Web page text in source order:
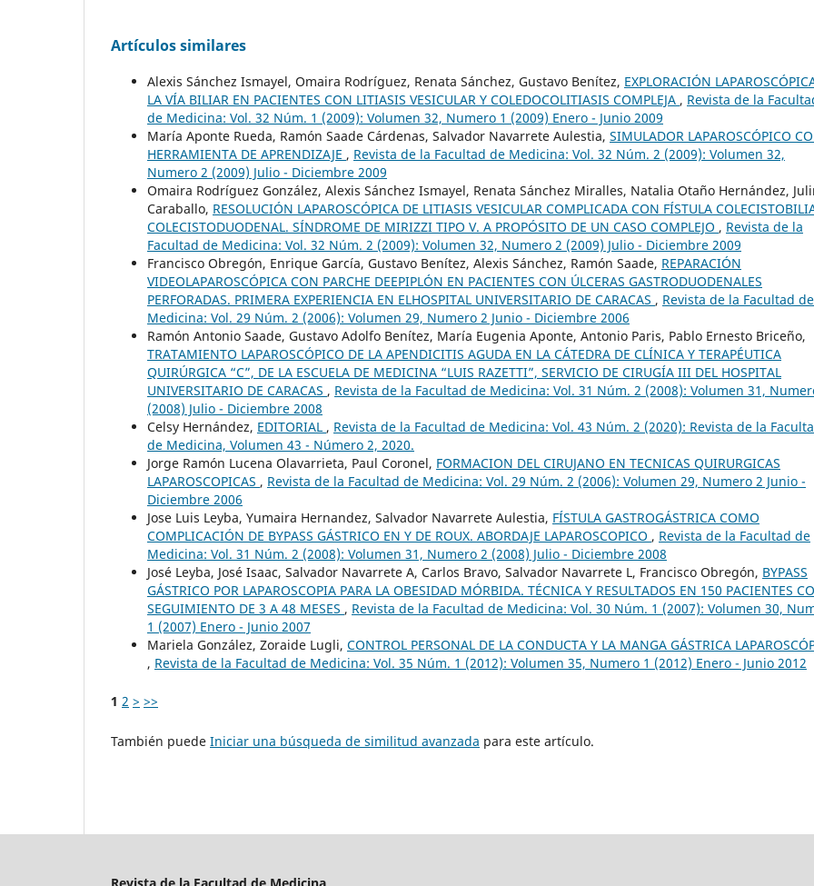
Artículos similares
Alexis Sánchez Ismayel, Omaira Rodríguez, Renata Sánchez, Gustavo Benítez, EXPLORACIÓN
LA VÍA BILIAR EN PACIENTES CON LITIASIS VESICULAR Y COLEDOCOLITIASIS COMPLEJA , Revista de la
de Medicina: Vol. 32 Núm. 1 (2009): Volumen 32, Numero 1 (2009) Enero - Junio 2009
María Aponte Rueda, Ramón Saade Cárdenas, Salvador Navarrete Aulestia, SIMULADOR LAPAROSCÓPICO
HERRAMIENTA DE APRENDIZAJE , Revista de la Facultad de Medicina: Vol. 32 Núm. 2 (2009): Volumen 32,
Numero 2 (2009) Julio - Diciembre 2009
Omaira Rodríguez González, Alexis Sánchez Ismayel, Renata Sánchez Miralles, Natalia Otaño Hernández,
Caraballo, RESOLUCIÓN LAPAROSCÓPICA DE LITIASIS VESICULAR COMPLICADA CON FÍSTULA
COLECISTODUODENAL. SÍNDROME DE MIRIZZI TIPO V. A PROPÓSITO DE UN CASO COMPLEJO , Revista de la
Facultad de Medicina: Vol. 32 Núm. 2 (2009): Volumen 32, Numero 2 (2009) Julio - Diciembre 2009
Francisco Obregón, Enrique García, Gustavo Benítez, Alexis Sánchez, Ramón Saade, REPARACIÓN
VIDEOLAPAROSCÓPICA CON PARCHE DEEPIPLÓN EN PACIENTES CON ÚLCERAS GASTRODUODENALES
PERFORADAS. PRIMERA EXPERIENCIA EN ELHOSPITAL UNIVERSITARIO DE CARACAS , Revista de la Facultad de
Medicina: Vol. 29 Núm. 2 (2006): Volumen 29, Numero 2 Junio - Diciembre 2006
Ramón Antonio Saade, Gustavo Adolfo Benítez, María Eugenia Aponte, Antonio Paris, Pablo Ernesto Briceño,
TRATAMIENTO LAPAROSCÓPICO DE LA APENDICITIS AGUDA EN LA CÁTEDRA DE CLÍNICA Y TERAPÉUTICA
QUIRÚRGICA “C”, DE LA ESCUELA DE MEDICINA “LUIS RAZETTI”, SERVICIO DE CIRUGÍA III DEL HOSPITAL
UNIVERSITARIO DE CARACAS , Revista de la Facultad de Medicina: Vol. 31 Núm. 2 (2008): Volumen 31,
(2008) Julio - Diciembre 2008
Celsy Hernández, EDITORIAL , Revista de la Facultad de Medicina: Vol. 43 Núm. 2 (2020): Revista de la
de Medicina, Volumen 43 - Número 2, 2020.
Jorge Ramón Lucena Olavarrieta, Paul Coronel, FORMACION DEL CIRUJANO EN TECNICAS QUIRURGICAS
LAPAROSCOPICAS , Revista de la Facultad de Medicina: Vol. 29 Núm. 2 (2006): Volumen 29, Numero 2 Junio -
Diciembre 2006
Jose Luis Leyba, Yumaira Hernandez, Salvador Navarrete Aulestia, FÍSTULA GASTROGÁSTRICA COMO
COMPLICACIÓN DE BYPASS GÁSTRICO EN Y DE ROUX. ABORDAJE LAPAROSCOPICO , Revista de la Facultad de
Medicina: Vol. 31 Núm. 2 (2008): Volumen 31, Numero 2 (2008) Julio - Diciembre 2008
José Leyba, José Isaac, Salvador Navarrete A, Carlos Bravo, Salvador Navarrete L, Francisco Obregón, BYPASS
GÁSTRICO POR LAPAROSCOPIA PARA LA OBESIDAD MÓRBIDA. TÉCNICA Y RESULTADOS EN 150 PACIENTES
SEGUIMIENTO DE 3 A 48 MESES , Revista de la Facultad de Medicina: Vol. 30 Núm. 1 (2007): Volumen 30,
1 (2007) Enero - Junio 2007
Mariela González, Zoraide Lugli, CONTROL PERSONAL DE LA CONDUCTA Y LA MANGA GÁSTRICA
, Revista de la Facultad de Medicina: Vol. 35 Núm. 1 (2012): Volumen 35, Numero 1 (2012) Enero - Junio 2012
1 2 > >>
También puede Iniciar una búsqueda de similitud avanzada para este artículo.